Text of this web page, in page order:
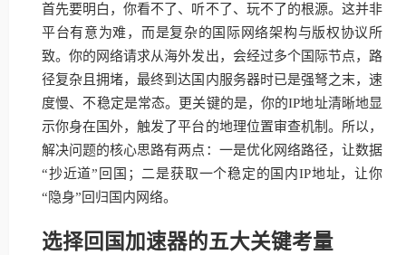
首先要明白，你看不了、听不了、玩不了的根源。这并非
平台有意为难，而是复杂的国际网络架构与版权协议所
致。你的网络请求从海外发出，会经过多个国际节点，路
径复杂且拥堵，最终到达国内服务器时已是强弩之末，速
度慢、不稳定是常态。更关键的是，你的IP地址清晰地显
示你身在国外，触发了平台的地理位置审查机制。所以，
解决问题的核心思路有两点：一是优化网络路径，让数据
“抄近道”回国；二是获取一个稳定的国内IP地址，让你
“隐身”回归国内网络。
选择回国加速器的五大关键考量